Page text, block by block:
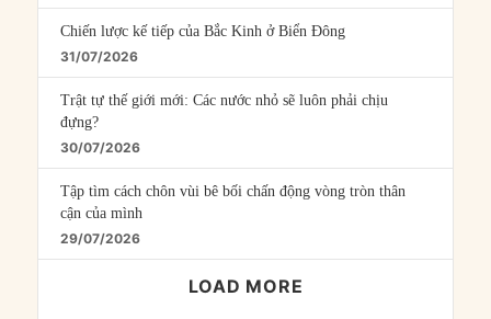
Chiến lược kế tiếp của Bắc Kinh ở Biển Đông
31/07/2026
Trật tự thế giới mới: Các nước nhỏ sẽ luôn phải chịu
đựng?
30/07/2026
Tập tìm cách chôn vùi bê bối chấn động vòng tròn thân
cận của mình
29/07/2026
LOAD MORE